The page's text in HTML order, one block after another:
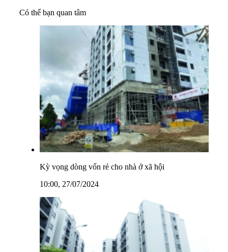
Có thể bạn quan tâm
Kỳ vọng dòng vốn rẻ cho nhà ở xã hội
10:00, 27/07/2024